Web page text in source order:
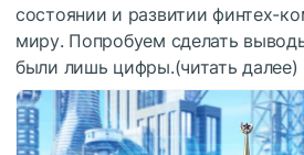
состоянии и развитии финтех-
миру. Попробуем сделать
были лишь цифры.(читать далее)